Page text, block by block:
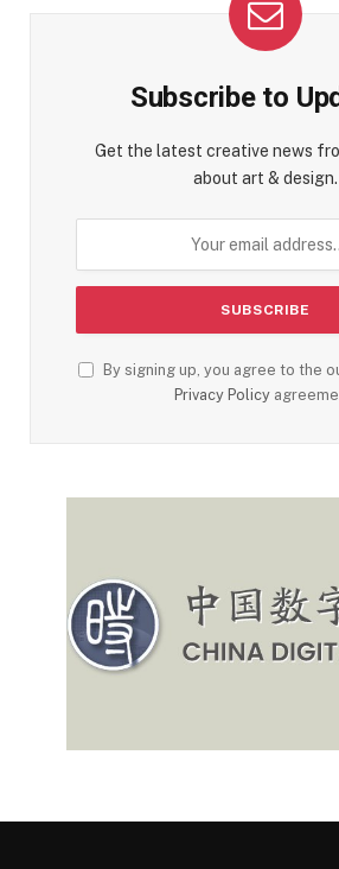
Subscribe to
Get the latest creative news
about art & design.
By signing up, you agree to the
Privacy Policy